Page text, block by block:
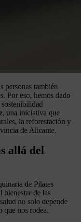
personas también
Por eso, hemos dado
, una iniciativa que
la reforestación y
de Alicante.
allá del
de Pilates
bienestar de las
no solo depende
que nos rodea.